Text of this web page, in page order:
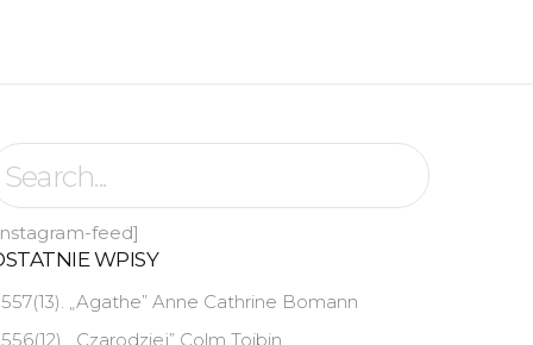
feed]
WPISY
557(13). „Agathe” Anne Cathrine Bomann
556(12). „Czarodziej” Colm Toibin